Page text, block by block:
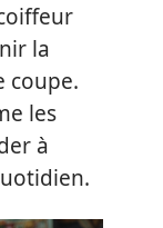
la
coupe.
les
à